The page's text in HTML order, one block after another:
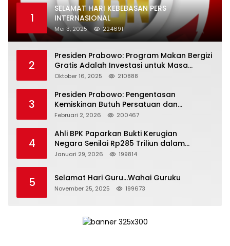
1
SELAMAT HARI KEBEBASAN PERS
INTERNASIONAL
Mei 3, 2025 224691
2
Presiden Prabowo: Program Makan Bergizi
Gratis Adalah Investasi untuk Masa
Depan Bangsa
Oktober 16, 2025 210888
3
Presiden Prabowo: Pengentasan
Kemiskinan Butuh Persatuan dan
Kepemimpinan yang Bertanggung Jawab
Februari 2, 2026 200467
4
Ahli BPK Paparkan Bukti Kerugian
Negara Senilai Rp285 Triliun dalam
Persidangan Korupsi PT Pertamina
Januari 29, 2026 199814
5 Selamat Hari Guru…Wahai Guruku
November 25, 2025 199673